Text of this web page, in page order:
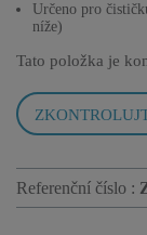
Určeno pro
níže)
Tato položka je
Referenční číslo :